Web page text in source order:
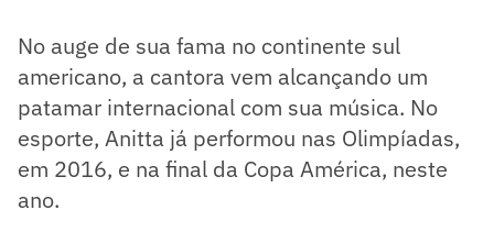
No auge de sua fama no continente sul
americano, a cantora vem alcançando um
patamar internacional com sua música. No
esporte, Anitta já performou nas Olimpíadas,
em 2016, e na final da Copa América, neste
ano.